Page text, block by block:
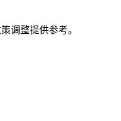
调整提供参考。